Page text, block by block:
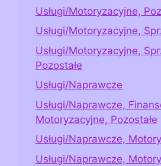
Usługi/Motoryzacyjne,
Usługi/Motoryzacyjne,
Usługi/Motoryzacyjne,
Pozostałe
Usługi/Naprawcze
Usługi/Naprawcze,
Motoryzacyjne, Pozostałe
Usługi/Naprawcze,
Usługi/Naprawcze,